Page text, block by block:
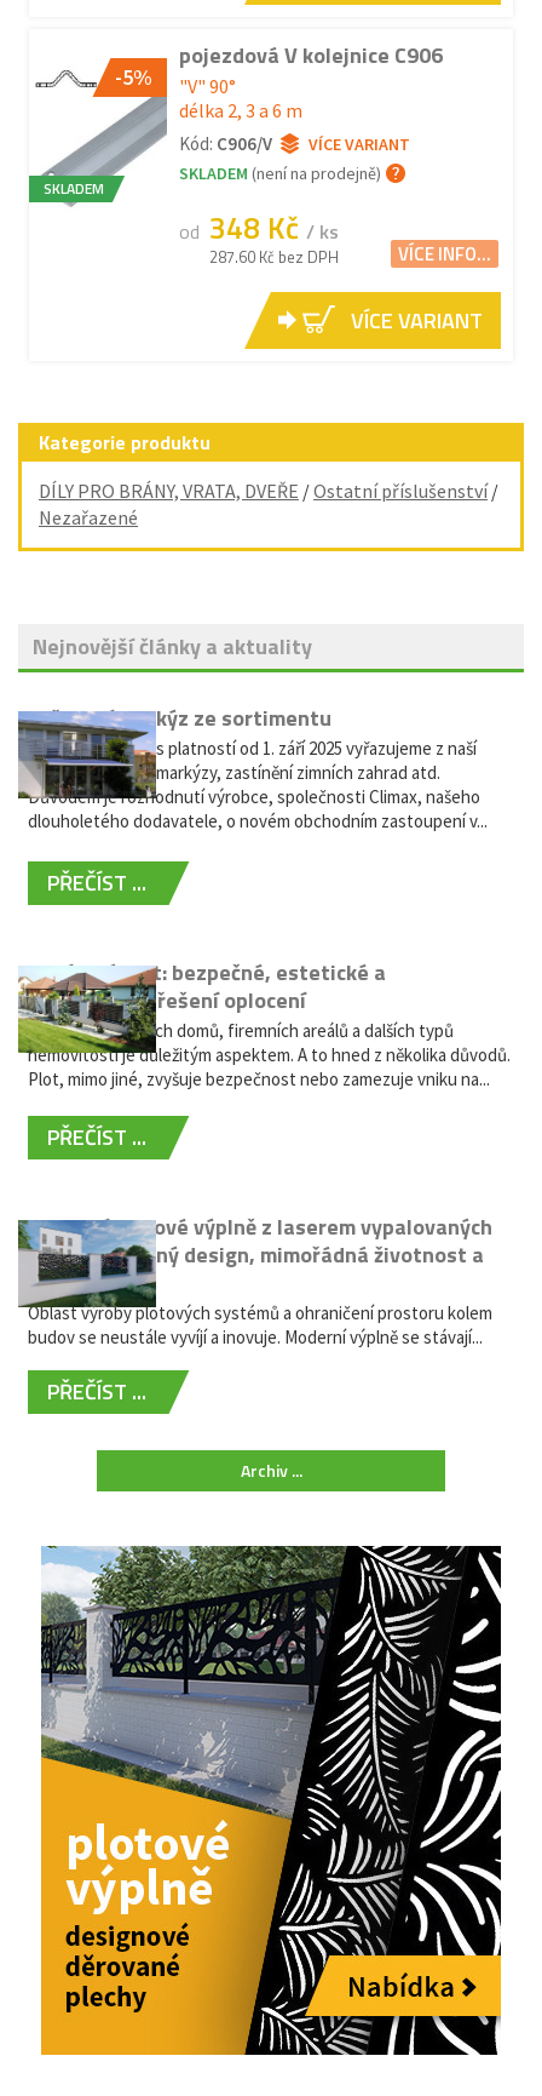
-5%
SKLADEM
pojezdová V kolejnice C906
"V" 90°
délka 2, 3 a 6 m
Kód: C906/V
VÍCE VARIANT
SKLADEM (není na prodejně)
od 348 Kč / ks
287.60 Kč bez DPH VÍCE INFO...
VÍCE VARIANT
Kategorie produktu
DÍLY PRO BRÁNY, VRATA, DVEŘE /Ostatní příslušenství/
Nezařazené
Nejnovější články a aktuality
Vyřazení markýz ze sortimentu
Vážení zákazníci, s platností od 1. září 2025 vyřazujeme z naší
nabídky výsuvné markýzy, zastínění zimních zahrad atd.
Důvodem je rozhodnutí výrobce, společnosti Climax, našeho
dlouholetého dodavatele, o novém obchodním zastoupení v...
PŘEČÍST ...
Hliníkový plot: bezpečné, estetické a
bezúdržbové řešení oplocení
Oplocení rodinných domů, firemních areálů a dalších typů
nemovitostí je důležitým aspektem. A to hned z několika důvodů.
Plot, mimo jiné, zvyšuje bezpečnost nebo zamezuje vniku na...
PŘEČÍST ...
Moderní plotové výplně z laserem vypalovaných
kovů: výjimečný design, mimořádná životnost a
žádná údržba
Oblast výroby plotových systémů a ohraničení prostoru kolem
budov se neustále vyvíjí a inovuje. Moderní výplně se stávají...
PŘEČÍST ...
Archiv ...